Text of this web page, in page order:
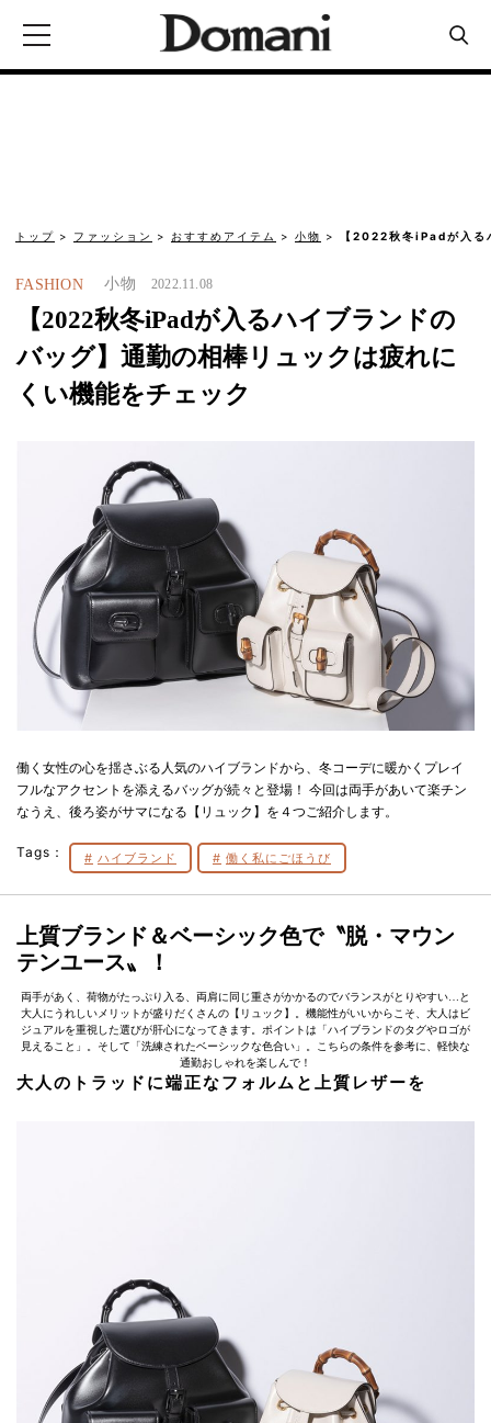
トップ ファッション おすすめアイテム 小物 【2022秋冬iPadが入る
FASHION 小物 2022.11.08
【2022秋冬iPadが入るハイブランドの
バッグ】通勤の相棒リュックは疲れに
くい機能をチェック
働く女性の心を揺さぶる人気のハイブランドから、冬コーデに暖かくプレイ
フルなアクセントを添えるバッグが続々と登場！ 今回は両手があいて楽チン
なうえ、後ろ姿がサマになる【リュック】を４つご紹介します。
Tags： ハイブランド 働く私にごほうび
上質ブランド＆ベーシック色で〝脱・マウン
テンユース〟！
両手があく、荷物がたっぷり入る、両肩に同じ重さがかかるのでバランスがとりやすい…と
大人にうれしいメリットが盛りだくさんの【リュック】。機能性がいいからこそ、大人はビ
ジュアルを重視した選びが肝心になってきます。ポイントは「ハイブランドのタグやロゴが
見えること」。そして「洗練されたベーシックな色合い」。こちらの条件を参考に、軽快な
通勤おしゃれを楽しんで！
大人のトラッドに端正なフォルムと上質レザーを